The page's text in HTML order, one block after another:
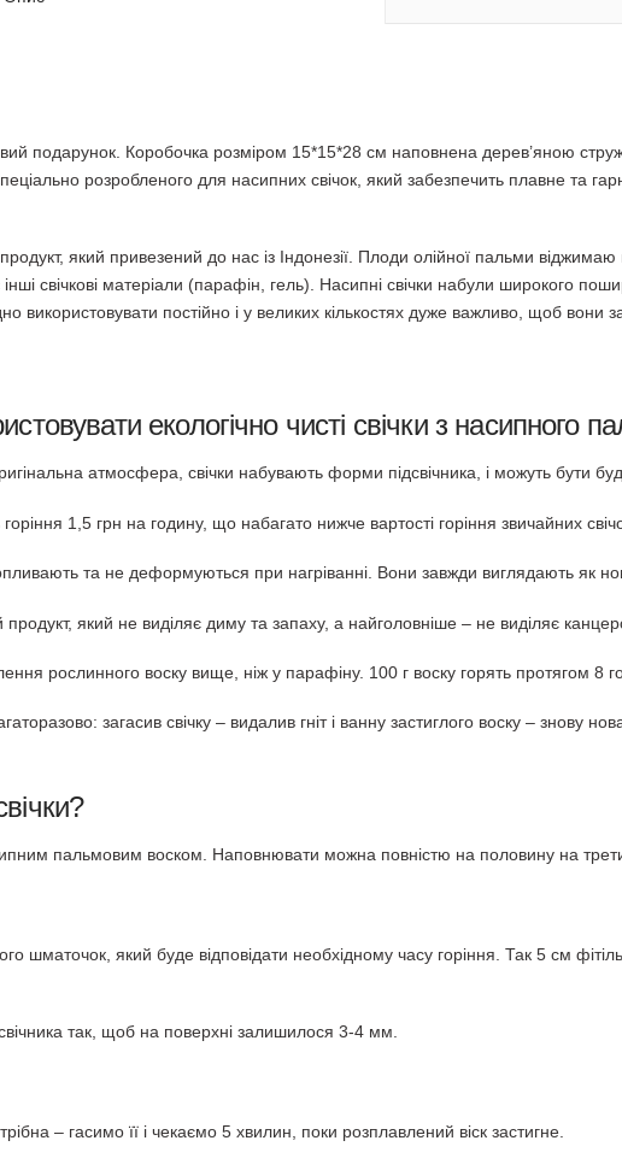
подарунок. Коробочка розміром 15*15*28 см наповнена дерев’яною
розробленого для насипних свічок, який забезпечить плавне та
який привезений до нас із Індонезії. Плоди олійної пальми
свічкові матеріали (парафін, гель). Насипні свічки набули широкого
використовувати постійно і у великих кількостях дуже важливо, щоб вони
екологічно чисті свічки з насипного
атмосфера, свічки набувають форми підсвічника, і можуть бути
горіння 1,5 грн на годину, що набагато нижче вартості горіння звичайних
та не деформуються при нагріванні. Вони завжди виглядають як
який не виділяє диму та запаху, а найголовніше – не виділяє
рослинного воску вище, ніж у парафіну. 100 г воску горять протягом 8
загасив свічку – видалив гніт і ванну застиглого воску – знову
пальмовим воском. Наповнювати можна повністю на половину на
шматочок, який буде відповідати необхідному часу горіння. Так 5 см
так, щоб на поверхні залишилося 3-4 мм.
– гасимо її і чекаємо 5 хвилин, поки розплавлений віск застигне.